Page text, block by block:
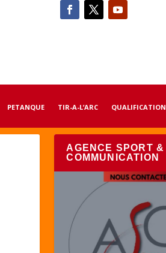
PETANQUE TIR-A-L’ARC QUALIFICATION
AGENCE SPORT &
COMMUNICATION